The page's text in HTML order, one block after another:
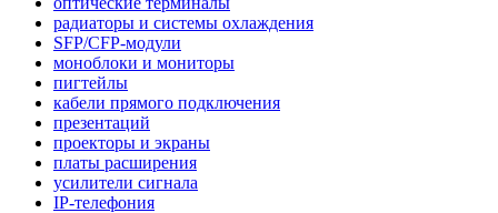
радиаторы и системы охлаждения
SFP/CFP-модули
моноблоки и мониторы
пигтейлы
кабели прямого подключения
презентаций
проекторы и экраны
платы расширения
усилители сигнала
IP-телефония